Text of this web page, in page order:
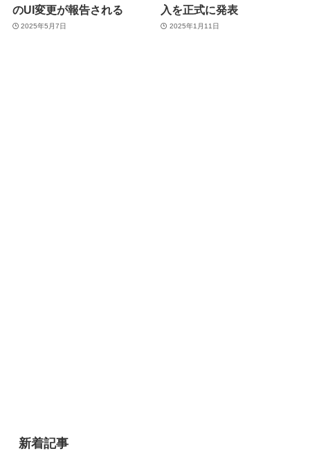
のUI変更が報告される
2025年5月7日
入を正式に発表
2025年1月11日
新着記事